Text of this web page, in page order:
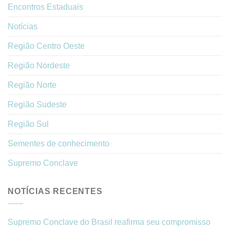
Encontros Estaduais
Notícias
Região Centro Oeste
Região Nordeste
Região Norte
Região Sudeste
Região Sul
Sementes de conhecimento
Supremo Conclave
NOTÍCIAS RECENTES
Supremo Conclave do Brasil reafirma seu compromisso